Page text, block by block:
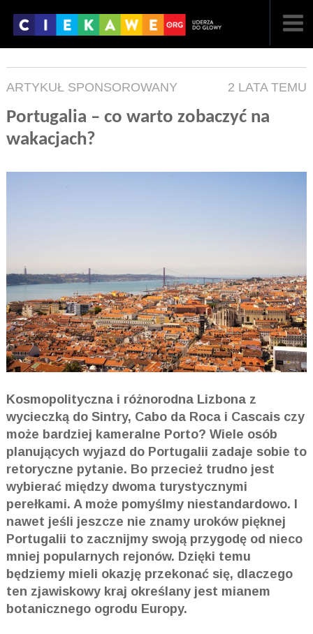
ARTYKUŁ SPONSOROWANY 2 LATA TEMU
Portugalia – co warto zobaczyć na
wakacjach?
Kosmopolityczna i różnorodna Lizbona z
wycieczką do Sintry, Cabo da Roca i Cascais czy
może bardziej kameralne Porto? Wiele osób
planujących wyjazd do Portugalii zadaje sobie to
retoryczne pytanie. Bo przecież trudno jest
wybierać między dwoma turystycznymi
perełkami. A może pomyślmy niestandardowo. I
nawet jeśli jeszcze nie znamy uroków pięknej
Portugalii to zacznijmy swoją przygodę od nieco
mniej popularnych rejonów. Dzięki temu
będziemy mieli okazję przekonać się, dlaczego
ten zjawiskowy kraj określany jest mianem
botanicznego ogrodu Europy.
NAJNOWSZE
KONTAKT